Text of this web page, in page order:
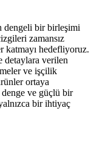
dengeli bir birleşimi
zamansız
katmayı hedefliyoruz.
detaylara verilen
ve işçilik
ortaya
denge ve güçlü bir
bir ihtiyaç